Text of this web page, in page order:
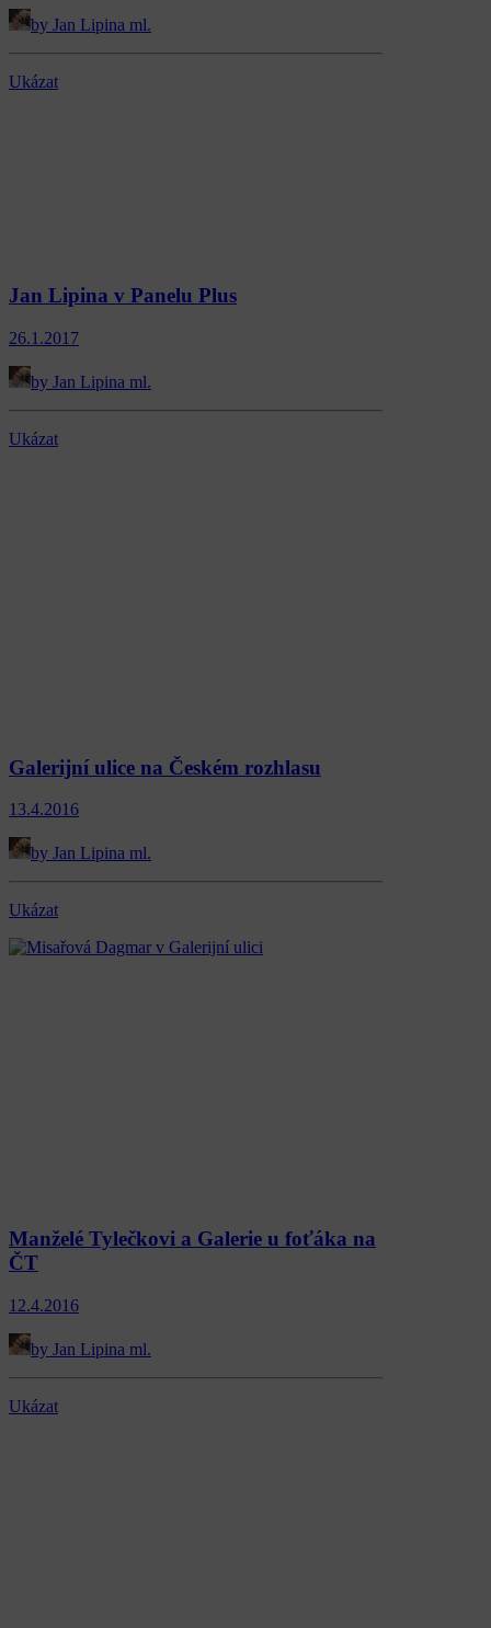
by Jan Lipina ml.
Ukázat
Jan Lipina v Panelu Plus
26.1.2017
by Jan Lipina ml.
Ukázat
Galerijní ulice na Českém rozhlasu
13.4.2016
by Jan Lipina ml.
Ukázat
Manželé Tylečkovi a Galerie u foťáka na
ČT
12.4.2016
by Jan Lipina ml.
Ukázat